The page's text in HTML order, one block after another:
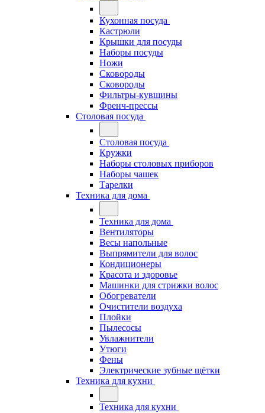
Кухонная посуда
Кастрюли
Крышки для посуды
Наборы посуды
Ножи
Сковороды
Сковороды
Фильтры-кувшины
Френч-прессы
Столовая посуда
Столовая посуда
Кружки
Наборы столовых приборов
Наборы чашек
Тарелки
Техника для дома
Техника для дома
Вентиляторы
Весы напольные
Выпрямители для волос
Кондиционеры
Красота и здоровье
Машинки для стрижки волос
Обогреватели
Очистители воздуха
Плойки
Пылесосы
Увлажнители
Утюги
Фены
Электрические зубные щётки
Техника для кухни
Техника для кухни